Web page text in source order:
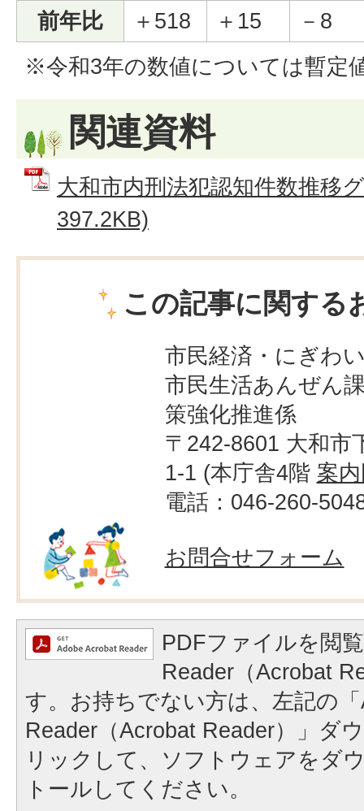
前年比
＋518 ＋15
－8
※令和3年の数値については暫定
関連資料
大和市内刑法犯認知件数推移
397.2KB)
この記事に関する
市民経済・にぎわ
市民生活あんぜん
策強化推進係
〒242-8601 大和市
1-1 (本庁舎4階 案
電話：046-260-
お問合せフォーム
PDFファイルを閲
Reader（Acrobat
す。お持ちでない方は、左記の
Reader（Acrobat Reader）」ダ
リックして、ソフトウェアをダ
トールしてください。